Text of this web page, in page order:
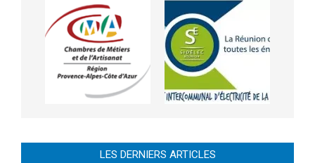
LES DERNIERS ARTICLES